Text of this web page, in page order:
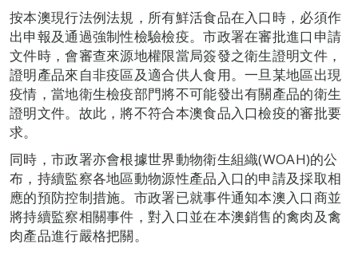
按本澳現行法例法規，所有鮮活食品在入口時，必須作
出申報及通過強制性檢驗檢疫。市政署在審批進口申請
文件時，會審查來源地權限當局簽發之衛生證明文件，
證明產品來自非疫區及適合供人食用。一旦某地區出現
疫情，當地衛生檢疫部門將不可能發出有關產品的衛生
證明文件。故此，將不符合本澳食品入口檢疫的審批要
求。
同時，市政署亦會根據世界動物衛生組織(WOAH)的公
布，持續監察各地區動物源性產品入口的申請及採取相
應的預防控制措施。市政署已就事件通知本澳入口商並
將持續監察相關事件，對入口並在本澳銷售的禽肉及禽
肉產品進行嚴格把關。